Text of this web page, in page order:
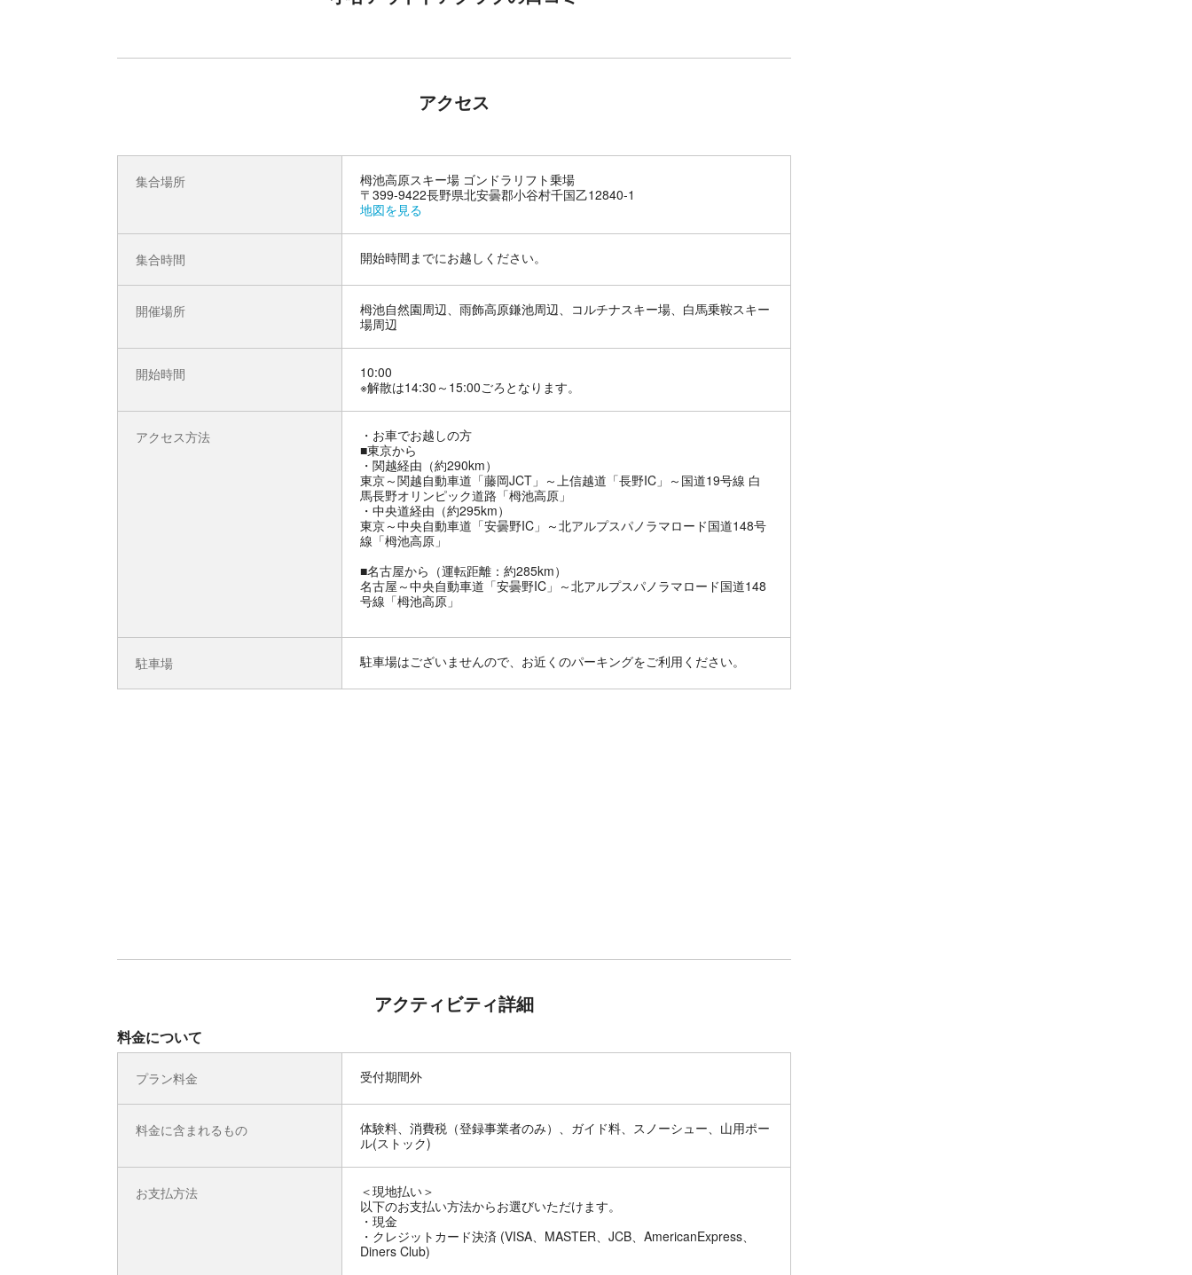
アクセス
集合場所
栂池高原スキー場 ゴンドラリフト乗場
〒399-9422長野県北安曇郡小谷村千国乙12840-1
地図を見る
集合時間 開始時間までにお越しください。
開催場所
栂池自然園周辺、雨飾高原鎌池周辺、コルチナスキー場、白馬乗鞍スキー
場周辺
開始時間
10:00
※解散は14:30～15:00ごろとなります。
アクセス方法
お車でお越しの方
■東京から
・関越経由（約290km）
東京～関越自動車道「藤岡JCT」～上信越道「長野IC」～国道19号線 白
馬長野オリンピック道路「栂池高原」
・中央道経由（約295km）
東京～中央自動車道「安曇野IC」～北アルプスパノラマロード国道148号
線「栂池高原」
■名古屋から（運転距離：約285km）
名古屋～中央自動車道「安曇野IC」～北アルプスパノラマロード国道148
号線「栂池高原」
駐車場 駐車場はございませんので、お近くのパーキングをご利用ください。
アクティビティ詳細
料金について
プラン料金 受付期間外
料金に含まれるもの
体験料、消費税（登録事業者のみ）、ガイド料、スノーシュー、山用ポー
ル(ストック)
お支払方法
＜現地払い＞
以下のお支払い方法からお選びいただけます。
・現金
・クレジットカード決済 (VISA、MASTER、JCB、AmericanExpress、
Diners Club)